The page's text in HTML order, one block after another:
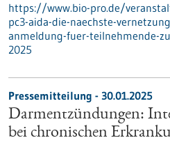
https://www.bio-pro.de/
pc3-aida-die-naechste-
anmeldung-fuer-teilnehmende-
2025
Pressemitteilung - 30.01.2025
Darmentzündungen:
bei chronischen